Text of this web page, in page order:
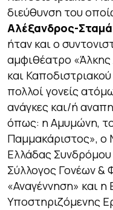
διεύθυνση του
Αλέξανδρος-
ήταν και ο
αμφιθέατρο «Άλκης
και
πολλοί γονείς
ανάγκες και/ή
όπως: η Αμυμώνη,
Παμμακάριστος», ο
Ελλάδας
Σύλλογος Γονέων &
«Αναγέννηση» και η
Υποστηριζόμενης